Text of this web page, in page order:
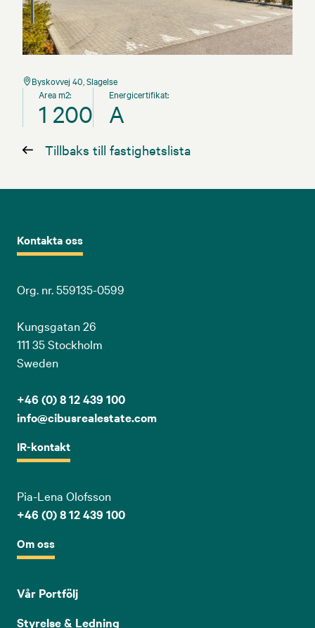
Byskovvej 40, Slagelse
Area m2:
1 200
Energicertifikat:
A
Tillbaks till fastighetslista
Kontakta oss
Org. nr. 559135-0599
Kungsgatan 26
111 35 Stockholm
Sweden
+46 (0) 8 12 439 100
info@cibusrealestate.com
IR-kontakt
Pia-Lena Olofsson
+46 (0) 8 12 439 100
Om oss
Vår Portfölj
Styrelse & Ledning